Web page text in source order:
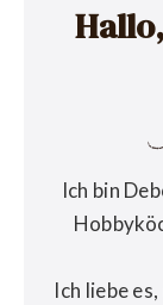
Ich bin
Ich liebe